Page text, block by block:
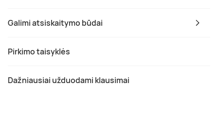
Galimi atsiskaitymo būdai
Pirkimo taisyklės
Dažniausiai užduodami klausimai